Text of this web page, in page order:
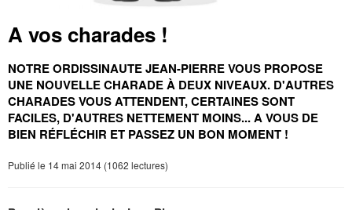
A vos charades !
NOTRE ORDISSINAUTE JEAN-PIERRE VOUS PROPOSE
UNE NOUVELLE CHARADE À DEUX NIVEAUX. D'AUTRES
CHARADES VOUS ATTENDENT, CERTAINES SONT
FACILES, D'AUTRES NETTEMENT MOINS... A VOUS DE
BIEN RÉFLÉCHIR ET PASSEZ UN BON MOMENT !
Publié le 14 mai 2014 (1062 lectures)